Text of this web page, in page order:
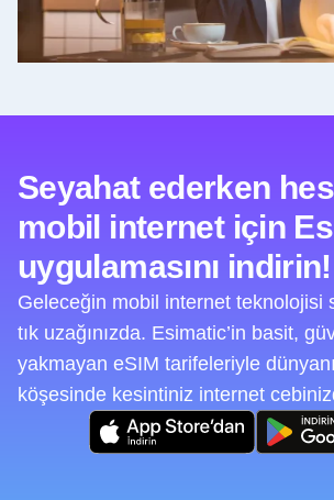
Seyahat ederken
mobil internet için
uygulamasını indirin!
Geleceğin mobil internet teknolojisi
tık uzağınızda. Esimatic’in basit,
yakmayan eSIM tarifeleriyle
köşesinde kesintiniz internet